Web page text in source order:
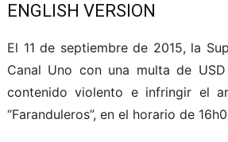
ENGLISH VERSION
El 11 de septiembre de 2015, la
Canal Uno con una multa de
contenido violento e infringir el
“Faranduleros”, en el horario de